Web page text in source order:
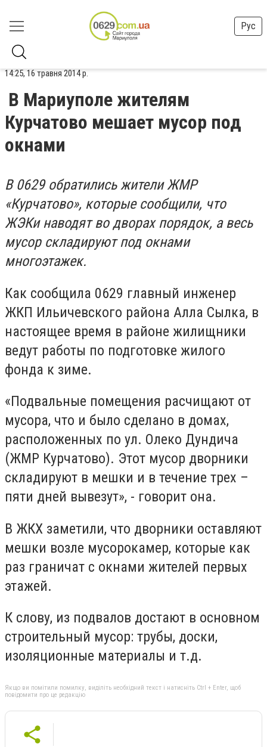
Рус
14:25, 16 травня 2014 р.
В Мариуполе жителям
Курчатово мешает мусор под
окнами
В 0629 обратились жители ЖМР
«Курчатово», которые сообщили, что
ЖЭКи наводят во дворах порядок, а весь
мусор складируют под окнами
многоэтажек.
Как сообщила 0629 главный инженер
ЖКП Ильичевского района Алла Сылка, в
настоящее время в районе жилищники
ведут работы по подготовке жилого
фонда к зиме.
«Подвальные помещения расчищают от
мусора, что и было сделано в домах,
расположенных по ул. Олеко Дундича
(ЖМР Курчатово). Этот мусор дворники
складируют в мешки и в течение трех –
пяти дней вывезут», - говорит она.
В ЖКХ заметили, что дворники оставляют
мешки возле мусорокамер, которые как
раз граничат с окнами жителей первых
этажей.
К слову, из подвалов достают в основном
строительный мусор: трубы, доски,
изоляционные материалы и т.д.
Якщо ви помітили помилку, виділіть необхідний текст і натисніть Ctrl + Enter, щоб
повідомити про це редакцію